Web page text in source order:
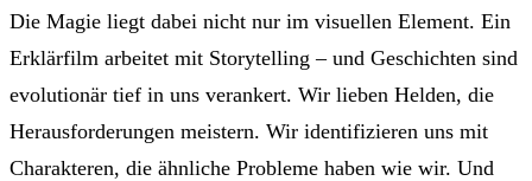
Die Magie liegt dabei nicht nur im visuellen Element. Ein
Erklärfilm arbeitet mit Storytelling – und Geschichten sind
evolutionär tief in uns verankert. Wir lieben Helden, die
Herausforderungen meistern. Wir identifizieren uns mit
Charakteren, die ähnliche Probleme haben wie wir. Und